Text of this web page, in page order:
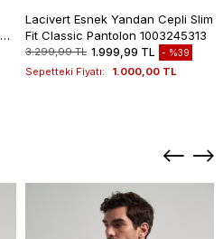
Lacivert Esnek Yandan Cepli Slim
Fit Classic Pantolon 1003245313
3.299,99 TL 1.999,99 TL %39
Sepetteki Fiyatı: 1.000,00 TL